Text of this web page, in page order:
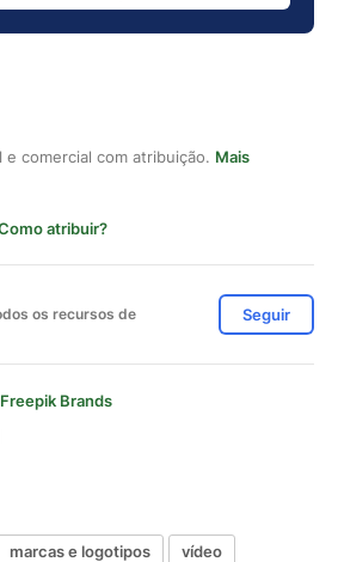
comercial com atribuição. Mais
atribuir?
os recursos de
Seguir
Freepik Brands
marcas e logotipos
vídeo